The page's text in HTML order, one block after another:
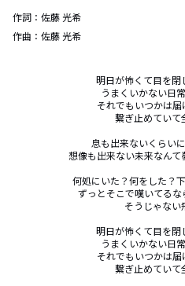
作詞： 佐藤 光希
作曲： 佐藤 光希
明日が怖くて目を閉
うまくいかない日
それでもいつかは
繋ぎ止めていて
息も出来ないくらい
想像も出来ない未来なん
何処にいた？何をした？
ずっとそこで嘆いてるな
そうじゃない
明日が怖くて目を閉
うまくいかない日
それでもいつかは
繋ぎ止めていて